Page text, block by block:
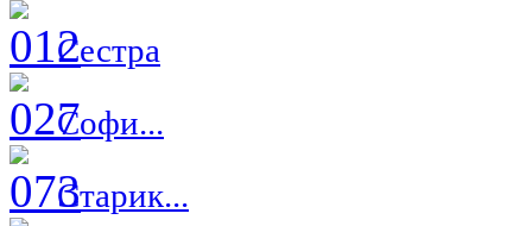
Сестра
Софи...
Старик...